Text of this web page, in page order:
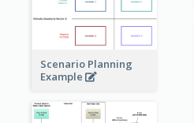
Scenario Planning
Example